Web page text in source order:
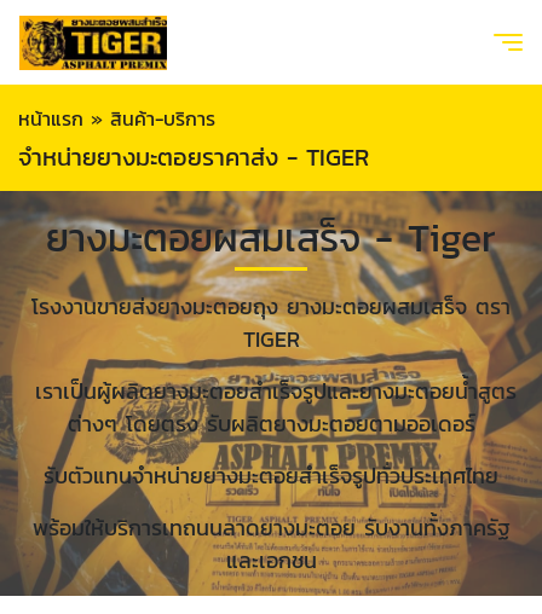
หน้าแรก » สินค้า-บริการ
จำหน่ายยางมะตอยราคาส่ง - TIGER
ยางมะตอยผสมเสร็จ - Tiger
โรงงานขายส่งยางมะตอยถุง ยางมะตอยผสมเสร็จ ตรา
TIGER
เราเป็นผู้ผลิตยางมะตอยสำเร็จรูปและยางมะตอยน้ำสูตร
ต่างๆ โดยตรง รับผลิตยางมะตอยตามออเดอร์
รับตัวแทนจำหน่ายยางมะตอยสำเร็จรูปทั่วประเทศไทย
พร้อมให้บริการเทถนนลาดยางมะตอย รับงานทั้งภาครัฐ
และเอกชน